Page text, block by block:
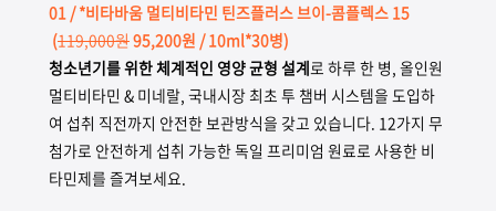
01 / *비타바움 멀티비타민 틴즈플러스 브이-콤플렉스 15
(119,000원95,200원 / 10ml*30병)
청소년기를 위한 체계적인 영양 균형 설계로 하루 한 병, 올인원
멀티비타민 & 미네랄, 국내시장 최초 투 챔버 시스템을 도입하
여 섭취 직전까지 안전한 보관방식을 갖고 있습니다. 12가지 무
첨가로 안전하게 섭취 가능한 독일 프리미엄 원료로 사용한 비
타민제를 즐겨보세요.